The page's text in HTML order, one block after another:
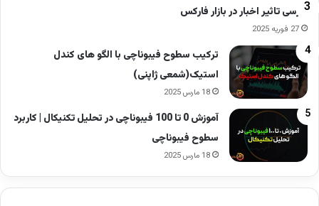
بررسی تاثیر اخبار در بازار فارکس
27 فوریه 2025
ترکیب سطوح فیبوناچی با الگو های کندل
استیک(شمعی ژاپنی)
18 مارس 2025
آموزش 0 تا 100 فیبوناچی در تحلیل تکنیکال | کاربرد
سطوح فیبوناچی
18 مارس 2025